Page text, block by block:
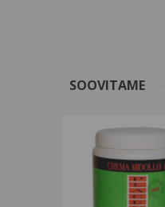
SOOVITAME